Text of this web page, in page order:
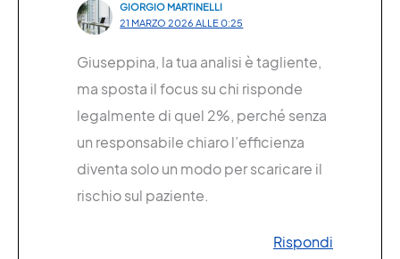
GIORGIO MARTINELLI
21 MARZO 2026 ALLE 0:25
Giuseppina, la tua analisi è tagliente,
ma sposta il focus su chi risponde
legalmente di quel 2%, perché senza
un responsabile chiaro l’efficienza
diventa solo un modo per scaricare il
rischio sul paziente.
Rispondi